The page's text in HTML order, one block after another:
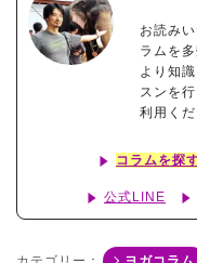
お読み
ラムを
より知
スンを
利用くだ
コラムを探
公式LINE